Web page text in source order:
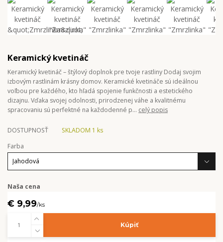
Keramický kvetináč
Keramický kvetináč – štýlový doplnok pre tvoje rastliny Dodaj svojim
izbovým rastlinám krásny domov. Keramické kvetináče sú ideálnou
voľbou pre každého, kto hľadá spojenie funkčnosti a estetického
dizajnu. Vďaka svojej odolnosti, prirodzenej váhe a kvalitnému
spracovaniu sú perfektné na každodenné p... celý popis
DOSTUPNOSŤ
SKLADOM 1 ks
Farba
Naša cena
€ 9,99/ks
Kúpiť